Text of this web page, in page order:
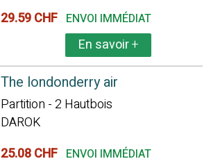
29.59 CHF ENVOI IMMÉDIAT
En savoir+
The londonderry air
Partition - 2 Hautbois
DAROK
25.08 CHF ENVOI IMMÉDIAT